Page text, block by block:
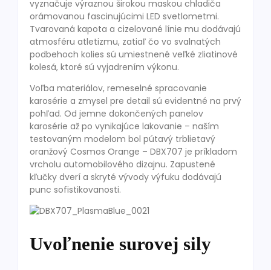
vyznačuje výraznou širokou maskou chladiča
orámovanou fascinujúcimi LED svetlometmi.
Tvarovaná kapota a cizelované línie mu dodávajú
atmosféru atletizmu, zatiaľ čo vo svalnatých
podbehoch kolies sú umiestnené veľké zliatinové
kolesá, ktoré sú vyjadrením výkonu.
Voľba materiálov, remeselné spracovanie
karosérie a zmysel pre detail sú evidentné na prvý
pohľad. Od jemne dokončených panelov
karosérie až po vynikajúce lakovanie – naším
testovaným modelom bol pútavý trblietavý
oranžový Cosmos Orange – DBX707 je príkladom
vrcholu automobilového dizajnu. Zapustené
kľučky dverí a skryté vývody výfuku dodávajú
punc sofistikovanosti.
Uvoľnenie surovej sily